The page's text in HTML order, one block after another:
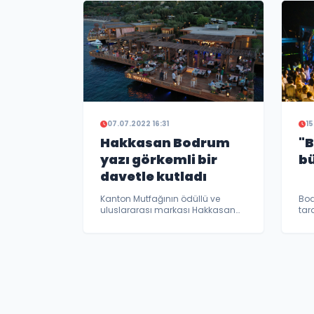
07.07.2022 16:31
Hakkasan Bodrum
yazı görkemli bir
davetle kutladı
Kanton Mutfağının ödüllü ve
uluslararası markası Hakkasan